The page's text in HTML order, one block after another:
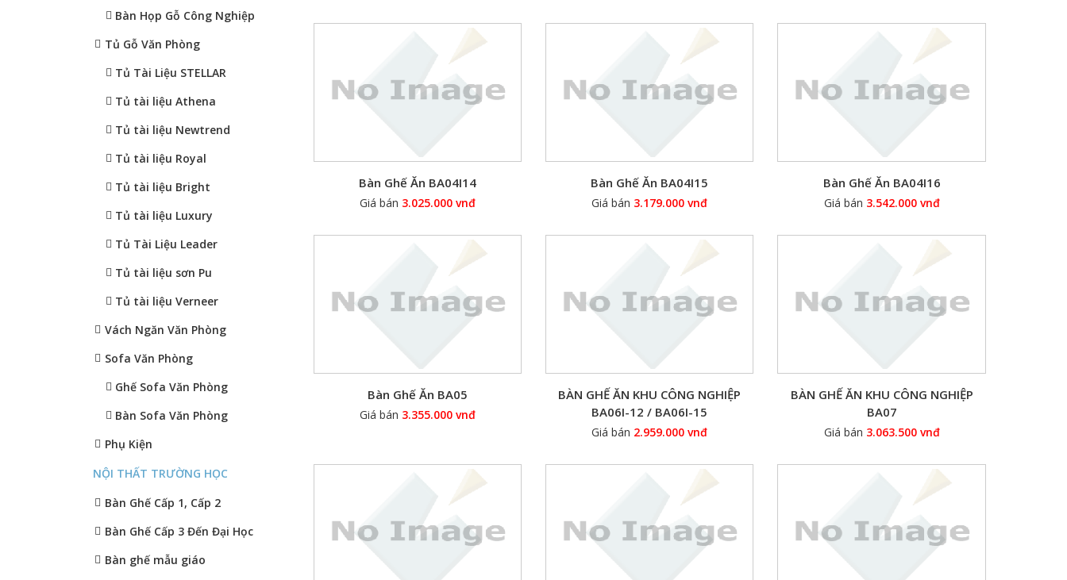
Bàn Ghế Ăn BA04I14
Giá bán 3.025.000 vnđ
Bàn Ghế Ăn BA04I15
Giá bán 3.179.000 vnđ
Bàn Ghế Ăn BA04I16
Giá bán 3.542.000 vnđ
Bàn Ghế Ăn BA05
Giá bán 3.355.000 vnđ
BÀN GHẾ ĂN KHU CÔNG NGHIỆP
BA06I-12 / BA06I-15
Giá bán 2.959.000 vnđ
BÀN GHẾ ĂN KHU CÔNG NGHIỆP
BA07
Giá bán 3.063.500 vnđ
Bàn Họp Gỗ Công Nghiệp
Tủ Gỗ Văn Phòng
Tủ Tài Liệu STELLAR
Tủ tài liệu Athena
Tủ tài liệu Newtrend
Tủ tài liệu Royal
Tủ tài liệu Bright
Tủ tài liệu Luxury
Tủ Tài Liệu Leader
Tủ tài liệu sơn Pu
Tủ tài liệu Verneer
Vách Ngăn Văn Phòng
Sofa Văn Phòng
Ghế Sofa Văn Phòng
Bàn Sofa Văn Phòng
Phụ Kiện
NỘI THẤT TRƯỜNG HỌC
Bàn Ghế Cấp 1, Cấp 2
Bàn Ghế Cấp 3 Đến Đại Học
Bàn ghế mẫu giáo